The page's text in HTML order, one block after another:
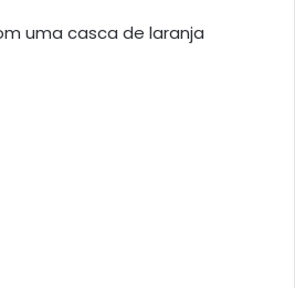
uma casca de laranja